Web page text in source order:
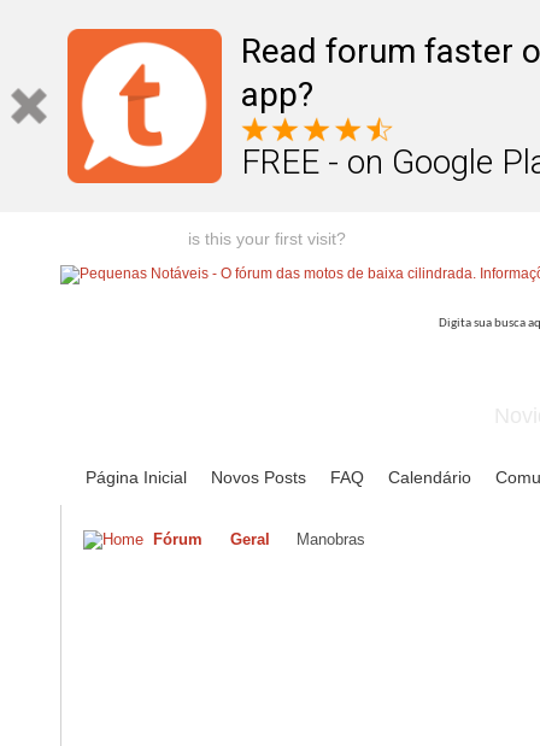
Read forum faster
app?
FREE - on Google
is this your first visit?
Página Inicial Novos Posts FAQ Calendário
Fórum Geral Manobras